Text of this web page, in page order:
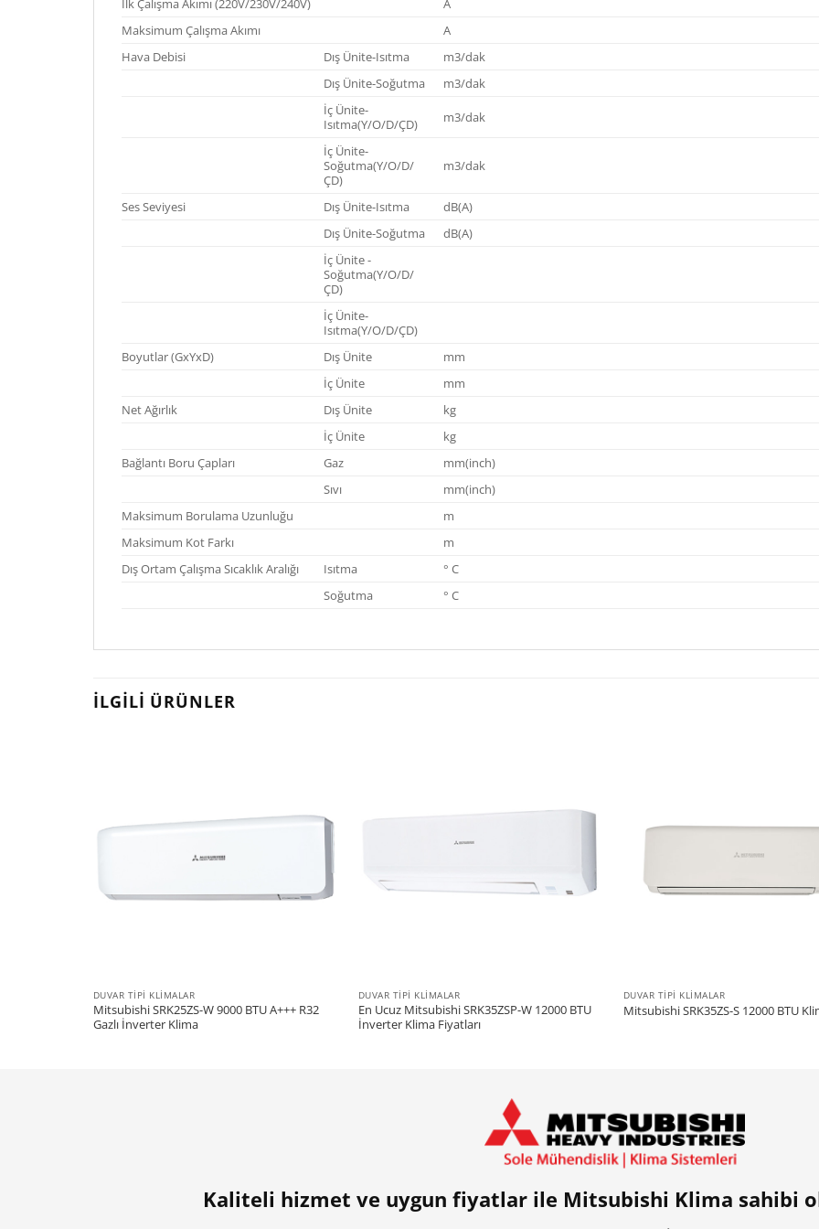
İlk Çalışma Akımı (220V/230V/240V)
A
Maksimum Çalışma Akımı
A
Hava Debisi
Dış Ünite-Isıtma
m3/dak
Dış Ünite-Soğutma
m3/dak
İç Ünite-
Isıtma(Y/O/D/ÇD)
m3/dak
İç Ünite-
Soğutma(Y/O/D/
ÇD)
m3/dak
Ses Seviyesi Dış Ünite-Isıtma
dB(A)
Dış Ünite-Soğutma
dB(A)
İç Ünite -
Soğutma(Y/O/D/
ÇD)
İç Ünite-
Isıtma(Y/O/D/ÇD)
Boyutlar (GxYxD)
Dış Ünite
mm
İç Ünite
mm
Net Ağırlık
Dış Ünite
kg
İç Ünite
kg
Bağlantı Boru Çapları
Gaz
mm(inch)
Sıvı
mm(inch)
Maksimum Borulama Uzunluğu
m
Maksimum Kot Farkı
m
Dış Ortam Çalışma Sıcaklık Aralığı
Isıtma
° C
Soğutma
° C
İLGILI ÜRÜNLER
DUVAR TIPI KLIMALAR
Mitsubishi SRK25ZS-W 9000 BTU A+++ R32
Gazlı İnverter Klima
DUVAR TIPI KLIMALAR
En Ucuz Mitsubishi SRK35ZSP-W 12000 BTU
İnverter Klima Fiyatları
DUVAR TIPI KLIMALAR
Mitsubishi SRK35ZS-S 12000 BTU
Kaliteli hizmet ve uygun fiyatlar ile Mitsubishi Klima sahibi